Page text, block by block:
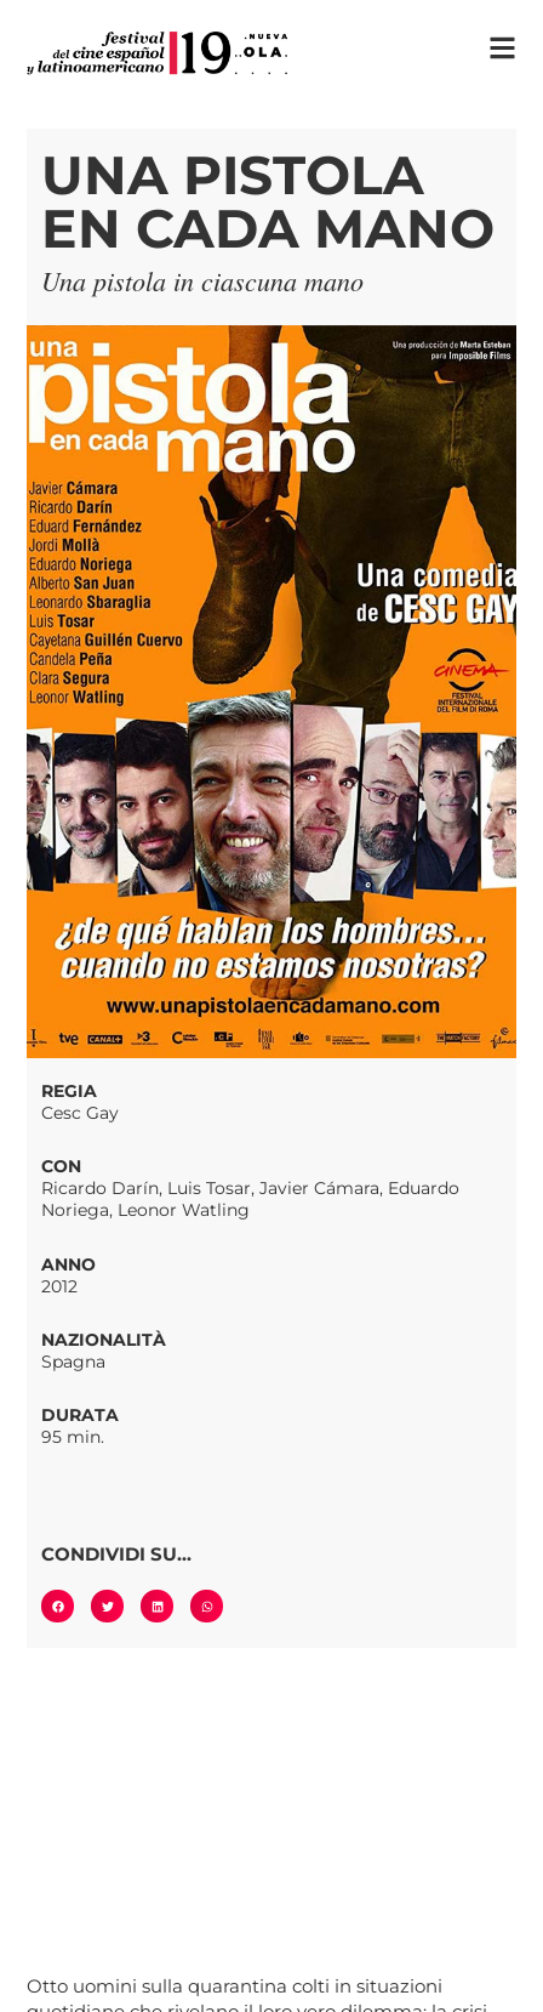
UNA PISTOLA
EN CADA MANO
Una pistola in ciascuna mano
REGIA
Cesc Gay
CON
Ricardo Darín, Luis Tosar, Javier Cámara, Eduardo
Noriega, Leonor Watling
ANNO
2012
NAZIONALITÀ
Spagna
DURATA
95 min.
CONDIVIDI SU...
Otto uomini sulla quarantina colti in situazioni